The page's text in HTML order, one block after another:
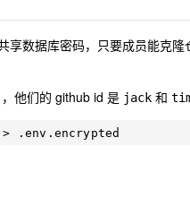
享数据库密码，只要成员能克
他们的 github id 是 jack 和